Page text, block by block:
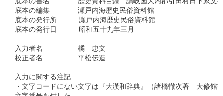
底本の編集　　　　瀬戸内海歴史民俗資料館
底本の発行所　　  瀬戸内海歴史民俗資料館
底本の発行日　　  昭和五十九年三月
入力者名　　　　　橘　忠文
校正者名　　　　　平松伝造
入力に関する注記
・文字コードにない文字は『大漢和辞典』（諸橋轍次著　大修館